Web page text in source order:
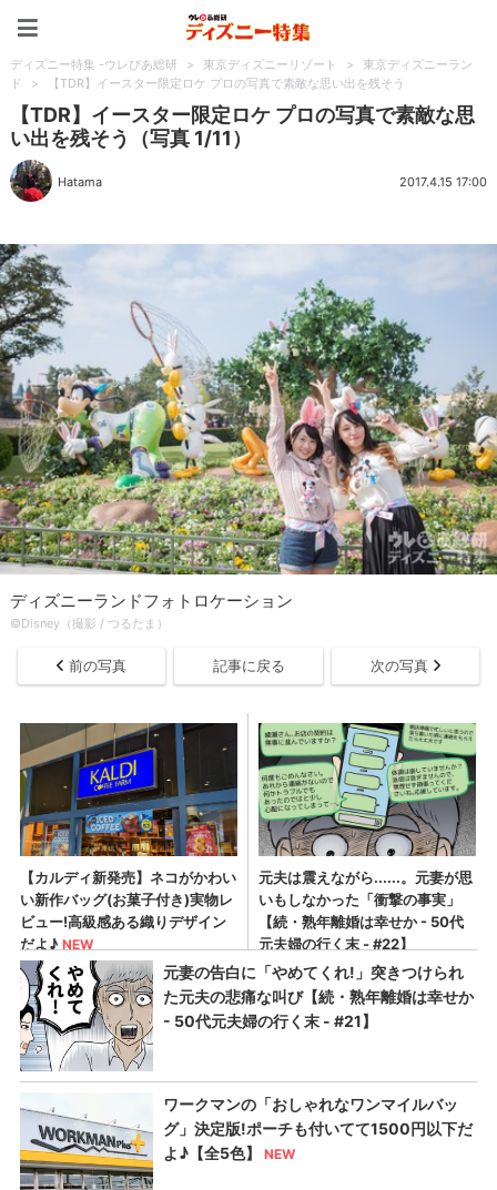
ディズニー特集 -ウレぴあ総研 > 東京ディズニーリゾート >
東京ディズニーラン
ド
> 【TDR】イースター限定ロケ プロの写真で素敵な思い出を残そう
【TDR】イースター限定ロケ プロの写真で素敵な思
い出を残そう（写真 1/11）
Hatama 2017.4.15 17:00
ディズニーランドフォトロケーション
©Disney（撮影 / つるたま）
前の写真 記事に戻る 次の写真